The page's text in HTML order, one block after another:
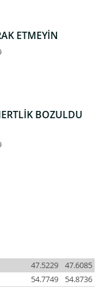
ETMEYİN
BOZULDU
47.6085
47.5229
54.8736
54.7749